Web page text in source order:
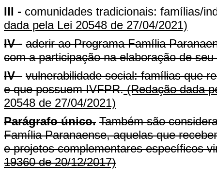
III - comunidades tradicionais: famílias/
dada pela Lei 20548 de 27/04/2021)
IV - aderir ao Programa Família
com a participação na elaboração de
IV - vulnerabilidade social: famílias que
e que possuem IVFPR.(Redação dada
20548 de 27/04/2021)
Parágrafo único. Também são
Família Paranaense, aquelas que
e projetos complementares específicos
19360 de 20/12/2017)